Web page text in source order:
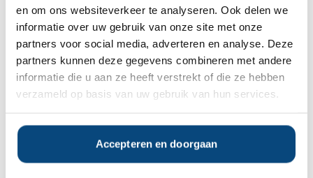
en om ons websiteverkeer te analyseren. Ook delen we
informatie over uw gebruik van onze site met onze
partners voor social media, adverteren en analyse. Deze
partners kunnen deze gegevens combineren met andere
informatie die u aan ze heeft verstrekt of die ze hebben
verzameld op basis van uw gebruik van hun services.
Accepteren en doorgaan
vermogensbeheerders. Dit uit oogpunt van risicospreiding en
om de beheerders “scherp” te houden. Er zijn verschillende
vermogensbeheerders en private banks die dan de regie
kunnen voeren over uw vermogen. Onder de regie valt de
bewaking van de samenhang, de performances, het
beleggingsprofiel en de juiste asset allocatie en het maken
van risicoanalyses en het overkoepelend rapporteren.
Welke soorten vermogensbeheerders zijn er?
Wat is fiduciair vermogensbeheer?